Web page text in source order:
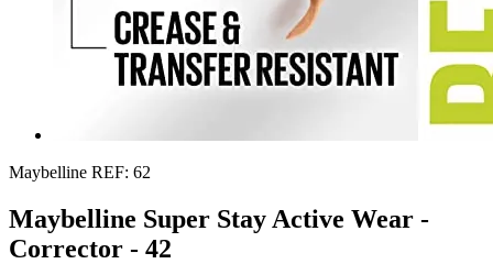
Maybelline REF: 62
Maybelline Super Stay Active Wear -
Corrector - 42